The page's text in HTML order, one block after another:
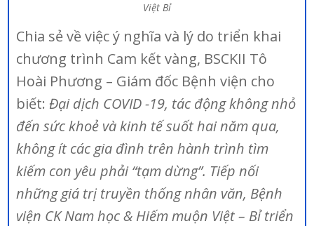
Việt Bỉ
Chia sẻ về việc ý nghĩa và lý do triển khai
chương trình Cam kết vàng, BSCKII Tô
Hoài Phương – Giám đốc Bệnh viện cho
biết:Đại dịch COVID -19, tác động không nhỏ
đến sức khoẻ và kinh tế suốt hai năm qua,
không ít các gia đình trên hành trình tìm
kiếm con yêu phải “tạm dừng”. Tiếp nối
những giá trị truyền thống nhân văn, Bệnh
viện CK Nam học & Hiếm muộn Việt – Bỉ triển